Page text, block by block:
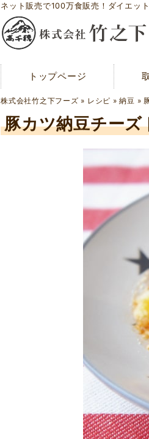
ネット販売で100万食販売！ダイエッ
トップページ
株式会社竹之下フーズ » レシピ »納豆 »
豚カツ納豆チー
トップページ
メディア紹介
会社概要